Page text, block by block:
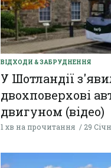
ВІДХОДИ & ЗАБРУДНЕННЯ
У Шотландії
двохповерхові
двигуном (відео)
1 хв на прочитання 29